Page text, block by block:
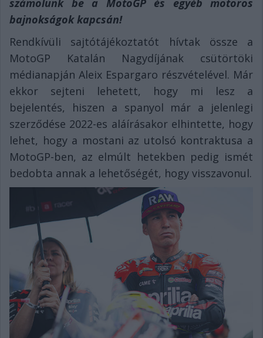
számolunk be a MotoGP és egyéb motoros
bajnokságok kapcsán!
Rendkívüli sajtótájékoztatót hívtak össze a
MotoGP Katalán Nagydíjának csütörtöki
médianapján Aleix Espargaro részvételével. Már
ekkor sejteni lehetett, hogy mi lesz a
bejelentés, hiszen a spanyol már a jelenlegi
szerződése 2022-es aláírásakor elhintette, hogy
lehet, hogy a mostani az utolsó kontraktusa a
MotoGP-ben, az elmúlt hetekben pedig ismét
bedobta annak a lehetőségét, hogy visszavonul.